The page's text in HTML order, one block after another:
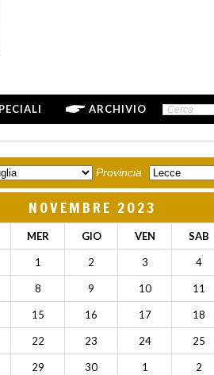
ARCHIVIO
Provincia
NOVEMBRE 2023
MER GIO VEN SAB
1 2 3 4
8 9 10 11
15 16 17 18
22 23 24 25
29 30 1 2